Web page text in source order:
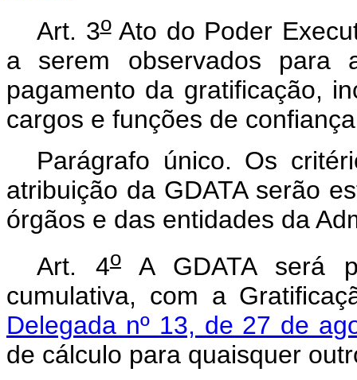
Art. 3oAto do Poder
a serem observados para
pagamento da gratificação,
cargos e funções de
Parágrafo único. Os
atribuição da GDATA serão
órgãos e das entidades da
Art. 4oA GDATA será
cumulativa, com a
Delegada nº 13, de 27 de
de cálculo para quaisquer